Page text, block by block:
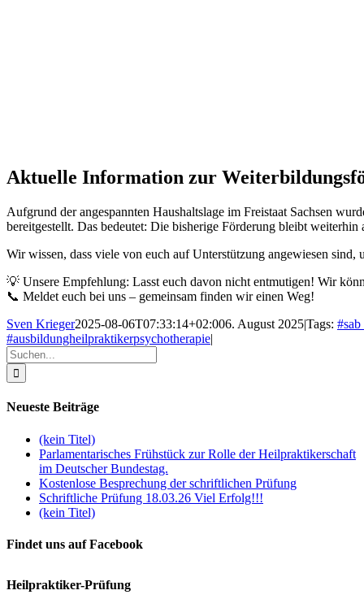
Aktuelle Information zur
Aufgrund der angespannten Haushaltslage im Freistaat Sachsen
bereitgestellt. Das bedeutet: Die bisherige Förderung bleibt weiterhin
Wir wissen, dass viele von euch auf Unterstützung angewiesen
💡 Unsere Empfehlung: Lasst euch davon nicht entmutigen! Wir
📞 Meldet euch bei uns – gemeinsam finden wir einen Weg!
Sven Krieger2025-08-06T07:33:14+02:006. August 2025|Tags:
#ausbildungheilpraktikerpsychotherapie|
Suche
nach:
Neueste Beiträge
(kein Titel)
Parlamentarisches Frühstück zur Rolle der Heilpraktikerschaft
im Deutscher Bundestag.
Kostenlose Besprechung der schriftlichen Prüfung
Schriftliche Prüfung 18.03.26 Viel Erfolg!!!
(kein Titel)
Findet uns auf Facebook
Heilpraktiker-Prüfung